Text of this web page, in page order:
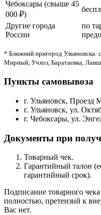
Чебоксары (свыше 45
000 ₽)
Другие города
России
по
* Ближний пригород Ульяновска:
Мирный, Учхоз, Баратаевка,
Пункты самовывоза
г. Ульяновск, Проезд
г. Ульяновск, ул.
г. Чебоксары, ул.
Документы при
Товарный чек.
Гарантийный талон
гарантийный срок).
Подписание товарного
полностью, претензий к
Вас нет.